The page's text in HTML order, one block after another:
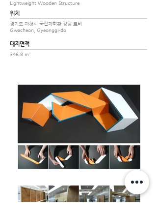
Lightweight Wooden Structure
위치
경기도 과천시 국립과학관 강당 로비
Gwacheon, Gyeonggi-do
대지면적
346.8 m²